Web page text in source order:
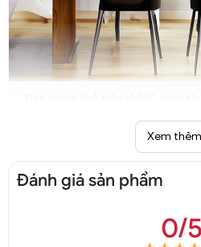
Xem thêm
Đánh giá sản phẩm
0/5